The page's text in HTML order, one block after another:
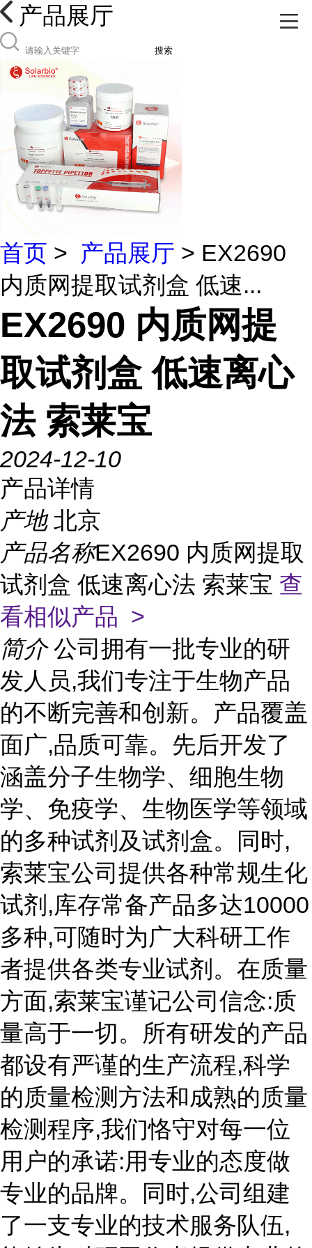
产品展厅
搜索
首页 > 产品展厅 > EX2690
内质网提取试剂盒 低速...
EX2690 内质网提
取试剂盒 低速离心
法 索莱宝
2024-12-10
产品详情
产地 北京
产品名称EX2690 内质网提取
试剂盒 低速离心法 索莱宝 查
看相似产品 >
简介 公司拥有一批专业的研
发人员,我们专注于生物产品
的不断完善和创新。产品覆盖
面广,品质可靠。先后开发了
涵盖分子生物学、细胞生物
学、免疫学、生物医学等领域
的多种试剂及试剂盒。同时,
索莱宝公司提供各种常规生化
试剂,库存常备产品多达10000
多种,可随时为广大科研工作
者提供各类专业试剂。在质量
方面,索莱宝谨记公司信念:质
量高于一切。所有研发的产品
都设有严谨的生产流程,科学
的质量检测方法和成熟的质量
检测程序,我们恪守对每一位
用户的承诺:用专业的态度做
专业的品牌。同时,公司组建
了一支专业的技术服务队伍,